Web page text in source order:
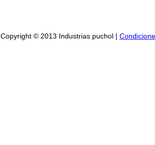
Copyright © 2013 Industrias puchol |